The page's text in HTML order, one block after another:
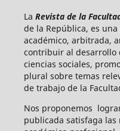
La Revista de la
de la República, es
académico, arbitrada,
contribuir al desarrollo
ciencias sociales,
plural sobre temas
de trabajo de la
Nos proponemos
publicada satisfaga las